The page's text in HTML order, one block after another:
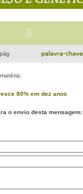
80% em dez anos
o envio desta mensagem: